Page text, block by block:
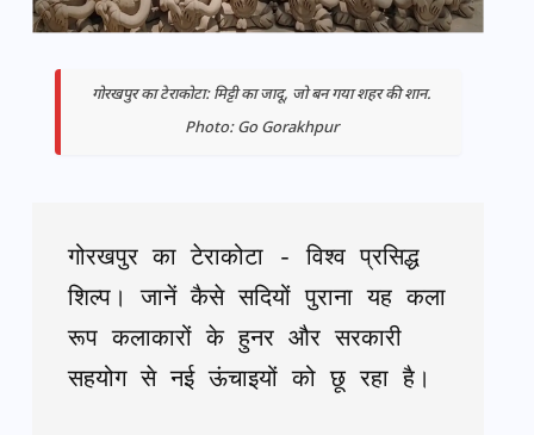
गोरखपुर का टेराकोटा: मिट्टी का जादू, जो बन गया शहर की शान.
Photo: Go Gorakhpur
गोरखपुर का टेराकोटा - विश्व प्रसिद्ध
शिल्प। जानें कैसे सदियों पुराना यह कला
रूप कलाकारों के हुनर और सरकारी
सहयोग से नई ऊंचाइयों को छू रहा है।